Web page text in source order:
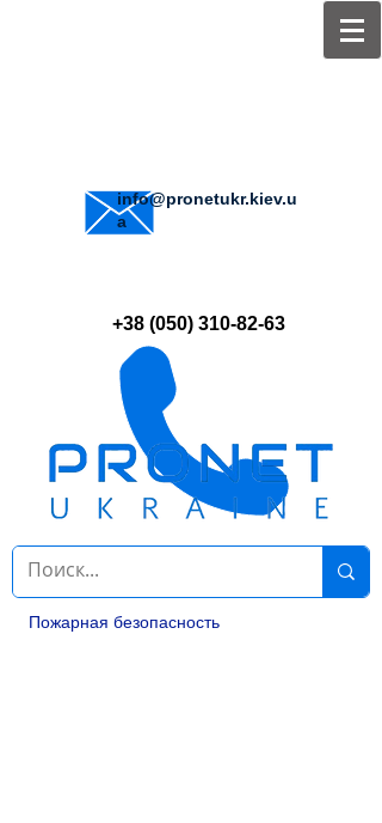
info@pronetukr.kiev.u
a
+38 (050) 310-82-63
Пожарная безопасность